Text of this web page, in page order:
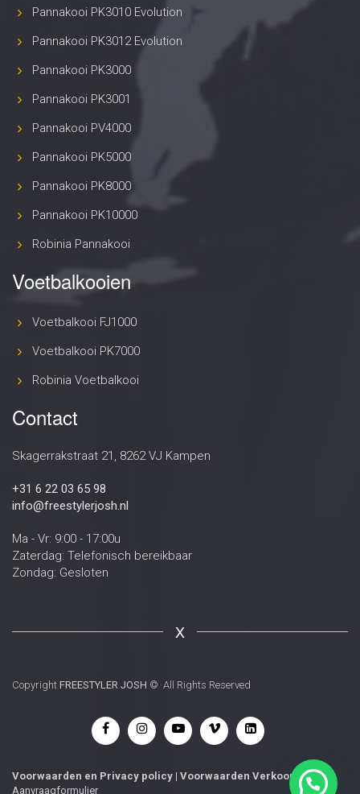
Pannakooi PK3010 Evolution
Pannakooi PK3012 Evolution
Pannakooi PK3000
Pannakooi PK3001
Pannakooi PV4000
Pannakooi PK5000
Pannakooi PK8000
Pannakooi PK10000
Robinia Pannakooi
Voetbalkooien
Voetbalkooi FJ1000
Voetbalkooi PK7000
Robinia Voetbalkooi
Contact
Skagerrakstraat 21, 8262 VJ Kampen
+31 6 22 03 65 98
info@freestylerjosh.nl
Ma - Vr: 9:00 - 17:00u
Zaterdag: Telefonisch bereikbaar
Zondag: Gesloten
X
Copyright FREESTYLER JOSH © All Rights Reserved
Voorwaarden en Privacy policy | Voorwaarden Verkoop |
Aanvraagformulier